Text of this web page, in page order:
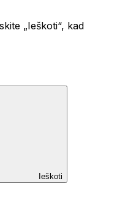
„Ieškoti“, kad
Ieškoti